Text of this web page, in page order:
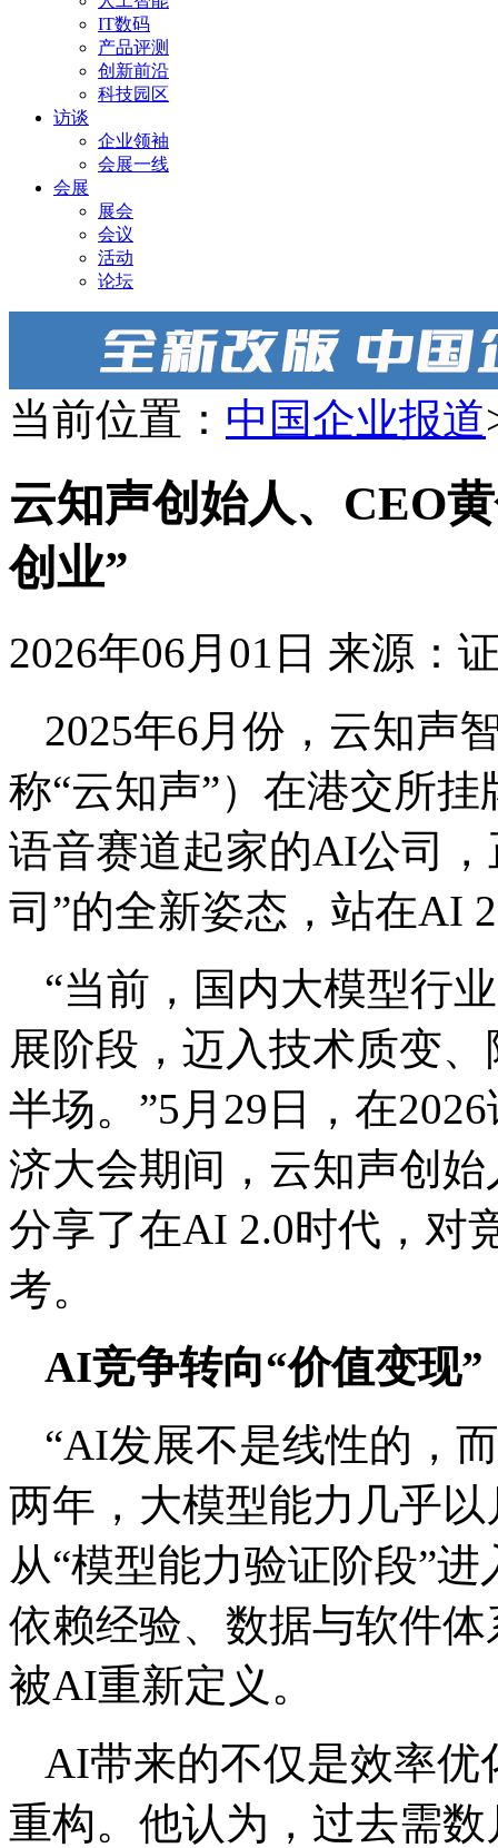
IT数码
产品评测
创新前沿
科技园区
访谈
企业领袖
会展一线
会展
展会
会议
活动
论坛
当前位置： 中国企业报道
云知声创始人、CEO
创业”
2026年06月01日 来源：
2025年6月份，云知声
称“云知声”）在港交所
语音赛道起家的AI公司
司”的全新姿态，站在AI
“当前，国内大模型行
展阶段，迈入技术质变
半场。”5月29日，在
济大会期间，云知声创
分享了在AI 2.0时代，对
考。
AI竞争转向“价值变现”
“AI发展不是线性的，
两年，大模型能力几乎
从“模型能力验证阶段”
依赖经验、数据与软件
被AI重新定义。
AI带来的不仅是效率优
重构。他认为，过去需